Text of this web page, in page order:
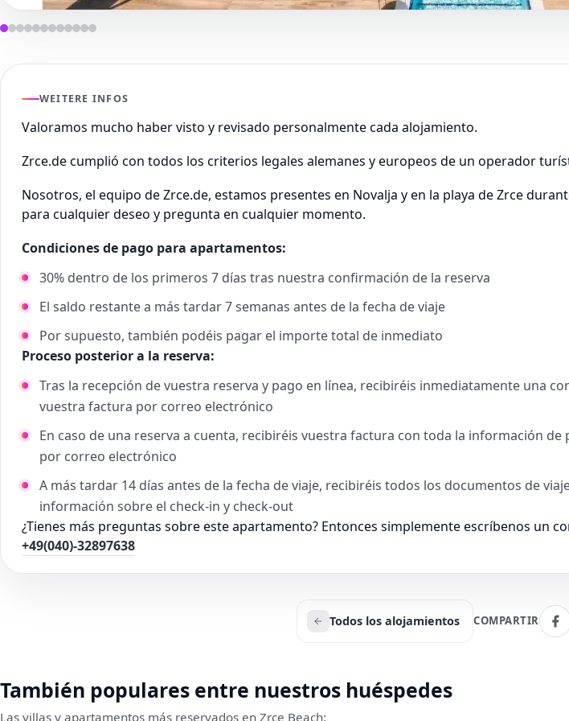
WEITERE INFOS
Valoramos mucho haber visto y revisado personalmente cada alojamiento.
Zrce.de cumplió con todos los criterios legales alemanes y europeos de un operador
Nosotros, el equipo de Zrce.de, estamos presentes en Novalja y en la playa de Zrce
para cualquier deseo y pregunta en cualquier momento.
Condiciones de pago para apartamentos:
30% dentro de los primeros 7 días tras nuestra confirmación de la reserva
El saldo restante a más tardar 7 semanas antes de la fecha de viaje
Por supuesto, también podéis pagar el importe total de inmediato
Proceso posterior a la reserva:
Tras la recepción de vuestra reserva y pago en línea, recibiréis inmediatamente una
vuestra factura por correo electrónico
En caso de una reserva a cuenta, recibiréis vuestra factura con toda la información de
por correo electrónico
A más tardar 14 días antes de la fecha de viaje, recibiréis todos los documentos de
información sobre el check-in y check-out
¿Tienes más preguntas sobre este apartamento? Entonces simplemente escríbenos un
+49(040)-32897638
Todos los alojamientos COMPARTIR
También populares entre nuestros huéspedes
Las villas y apartamentos más reservados en Zrce Beach: